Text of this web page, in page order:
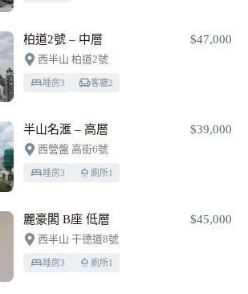
柏道2號 – 中層 $47,000
西半山 柏道2號
睡房3 客廳2
半山名滙 – 高層 $39,000
西營盤 高街6號
睡房3 廁所1
麗豪閣 B座 低層 $45,000
西半山 干德道8號
睡房3 廁所1